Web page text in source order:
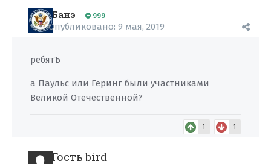
Банэ 999
Опубликовано: 9 мая, 2019
ребятЪ
а Паульс или Геринг были участниками
Великой Отечественной?
1 1
Гость bird